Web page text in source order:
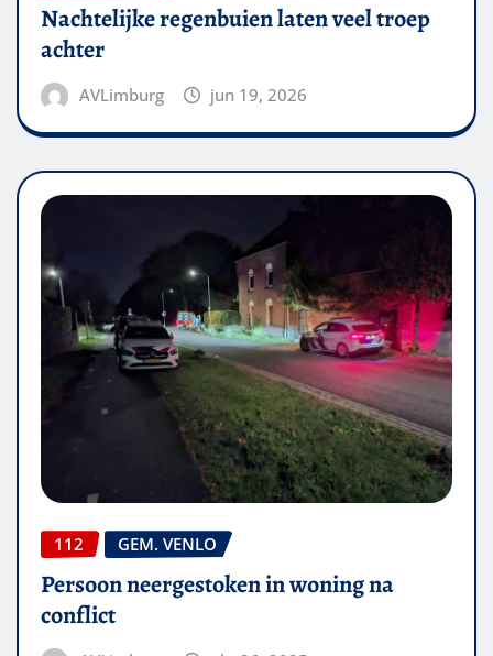
Nachtelijke regenbuien laten veel troep
achter
AVLimburg jun 19, 2026
112 GEM. VENLO
Persoon neergestoken in woning na
conflict